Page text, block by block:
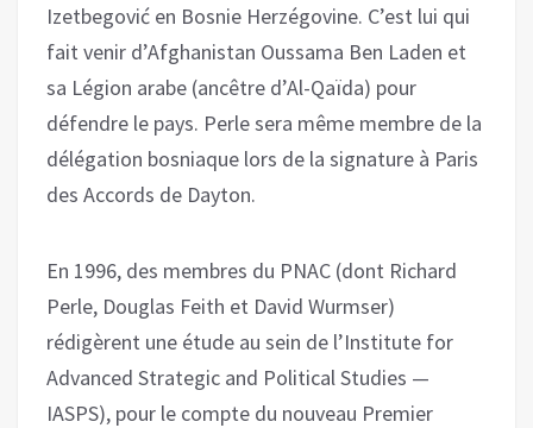
Izetbegović en Bosnie Herzégovine. C’est lui qui
fait venir d’Afghanistan Oussama Ben Laden et
sa Légion arabe (ancêtre d’Al-Qaïda) pour
défendre le pays. Perle sera même membre de la
délégation bosniaque lors de la signature à Paris
des Accords de Dayton.
En 1996, des membres du PNAC (dont Richard
Perle, Douglas Feith et David Wurmser)
rédigèrent une étude au sein de l’Institute for
Advanced Strategic and Political Studies —
IASPS), pour le compte du nouveau Premier